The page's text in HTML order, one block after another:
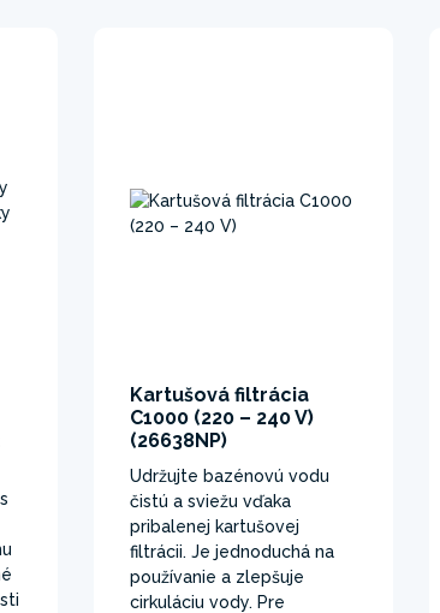
Kartušová filtrácia
C1000 (220 – 240 V)
(26638NP)
Udržujte bazénovú vodu
čistú a sviežu vďaka
pribalenej kartušovej
filtrácii. Je jednoduchá na
používanie a zlepšuje
cirkuláciu vody. Pre